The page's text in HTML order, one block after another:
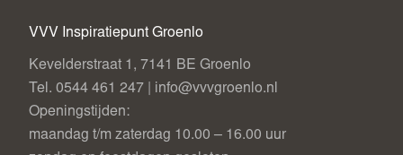
VVV Inspiratiepunt Groenlo
Kevelderstraat 1, 7141 BE Groenlo
Tel. 0544 461 247 | info@vvvgroenlo.nl
Openingstijden:
maandag t/m zaterdag 10.00 – 16.00 uur